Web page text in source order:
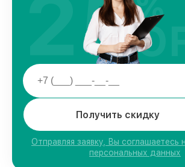
Получить скидку
Отправляя заявку, Вы соглашаетесь
персональных данных
25